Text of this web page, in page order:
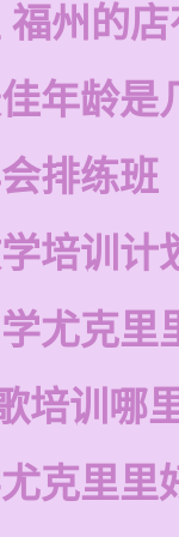
福州的
年龄是
排练班
培训计
尤克里
培训哪
克里里